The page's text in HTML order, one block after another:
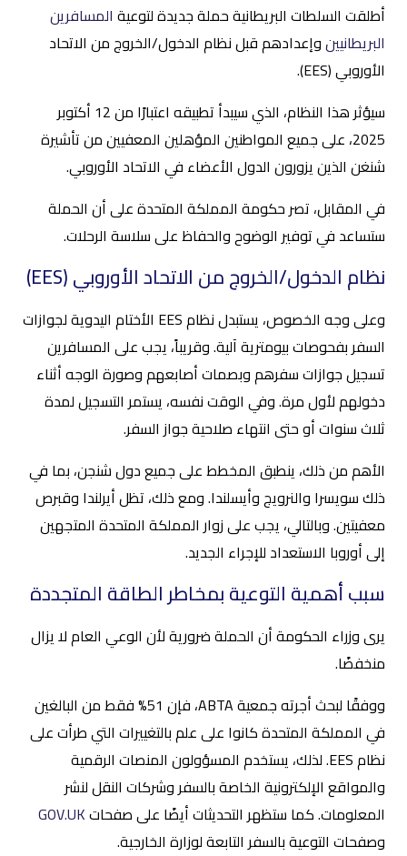
أطلقت السلطات البريطانية حملة جديدة لتوعية المسافرين
البريطانيينوإعدادهم قبل نظام الدخول/الخروج من الاتحاد
الأوروبي (EES).
سيؤثر هذا النظام، الذي سيبدأ تطبيقه اعتبارًا من 12 أكتوبر
2025، على جميع المواطنين المؤهلين المعفيين من تأشيرة
شنغن الذين يزورون الدول الأعضاء في الاتحاد الأوروبي.
في المقابل، تصر حكومة المملكة المتحدة على أن الحملة
ستساعد في توفير الوضوح والحفاظ على سلاسة الرحلات.
نظام الدخول/الخروج من الاتحاد الأوروبي (EES)
وعلى وجه الخصوص، يستبدل نظام EES الأختام اليدوية لجوازات
السفر بفحوصات بيومترية آلية. وقريباً، يجب على المسافرين
تسجيل جوازات سفرهم وبصمات أصابعهم وصورة الوجه أثناء
دخولهم لأول مرة. وفي الوقت نفسه، يستمر التسجيل لمدة
ثلاث سنوات أو حتى انتهاء صلاحية جواز السفر.
الأهم من ذلك، ينطبق المخطط على جميع دول شنجن، بما في
ذلك سويسرا والنرويج وأيسلندا. ومع ذلك، تظل أيرلندا وقبرص
معفيتين. وبالتالي، يجب على زوار المملكة المتحدة المتجهين
إلى أوروبا الاستعداد للإجراء الجديد.
سبب أهمية التوعية بمخاطر الطاقة المتجددة
يرى وزراء الحكومة أن الحملة ضرورية لأن الوعي العام لا يزال
منخفضًا.
ووفقًا لبحث أجرته جمعية ABTA، فإن 51% فقط من البالغين
في المملكة المتحدة كانوا على علم بالتغييرات التي طرأت على
نظام EES. لذلك، يستخدم المسؤولون المنصات الرقمية
والمواقع الإلكترونية الخاصة بالسفر وشركات النقل لنشر
المعلومات. كما ستظهر التحديثات أيضًا على صفحاتGOV.UK
وصفحات التوعية بالسفر التابعة لوزارة الخارجية.